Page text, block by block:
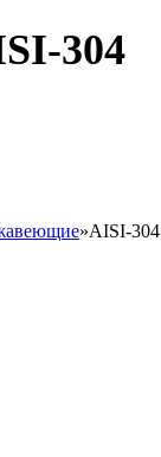
304
»AISI-304